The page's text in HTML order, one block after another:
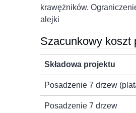
krawężników.
alejki
Szacunkowy koszt
Składowa projektu
Posadzenie 7 drzew
Posadzenie 7 drzew